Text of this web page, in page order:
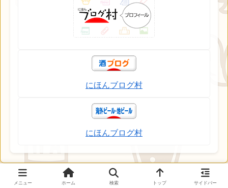
メニュー ホーム 検索 トップ サイドバー
にほんブログ村
にほんブログ村